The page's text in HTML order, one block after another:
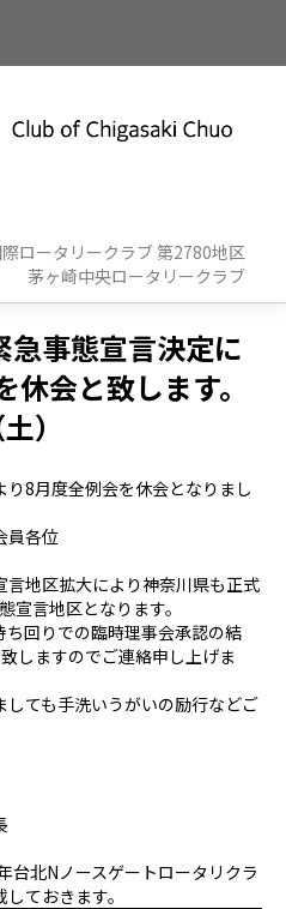
ロータリークラブ 第2780地区
茅ヶ崎中央ロータリークラブ
事態宣言決定に
会と致します。
）
り8月度全例会を休会となりまし
員各位
地区拡大により神奈川県も正式
宣言地区となります。
回りでの臨時理事会承認の結
しますのでご連絡申し上げま
ても手洗いうがいの励行などご
台北Nノースゲートロータリクラ
ておきます。